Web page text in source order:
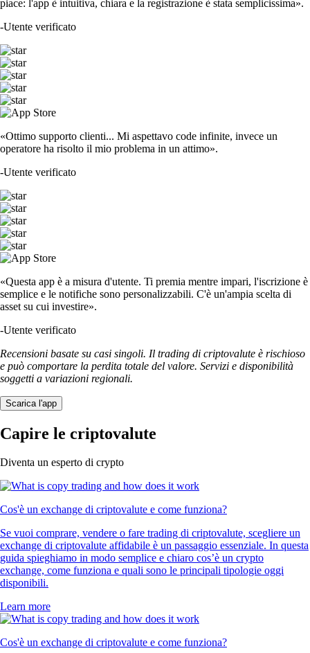
piace: l'app è intuitiva, chiara e la registrazione è stata semplicissima».
-Utente verificato
«Ottimo supporto clienti... Mi aspettavo code infinite, invece un
operatore ha risolto il mio problema in un attimo».
-Utente verificato
«Questa app è a misura d'utente. Ti premia mentre impari, l'iscrizione è
semplice e le notifiche sono personalizzabili. C'è un'ampia scelta di
asset su cui investire».
-Utente verificato
Recensioni basate su casi singoli. Il trading di criptovalute è rischioso
e può comportare la perdita totale del valore. Servizi e disponibilità
soggetti a variazioni regionali.
Scarica l'app
Capire le criptovalute
Diventa un esperto di crypto
Cos'è un exchange di criptovalute e come funziona?
Se vuoi comprare, vendere o fare trading di criptovalute, scegliere un
exchange di criptovalute affidabile è un passaggio essenziale. In questa
guida spieghiamo in modo semplice e chiaro cos’è un crypto
exchange, come funziona e quali sono le principali tipologie oggi
disponibili.
Learn more
Cos'è un exchange di criptovalute e come funziona?